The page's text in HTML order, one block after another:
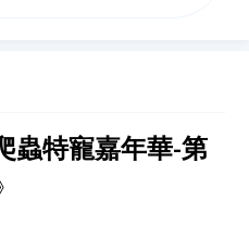
。 兩棲爬蟲、特寵、昆
世貿一館 - B區，等你來
蟲特寵嘉年華-第